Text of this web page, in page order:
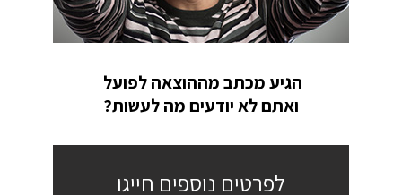
הגיע מכתב מההוצאה לפועל
ואתם לא יודעים מה לעשות?
לפרטים נוספים חייגו